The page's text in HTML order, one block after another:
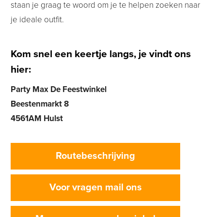
staan je graag te woord om je te helpen zoeken naar
je ideale outfit.
Kom snel een keertje langs, je vindt ons
hier:
Party Max De Feestwinkel
Beestenmarkt 8
4561AM Hulst
Routebeschrijving
Voor vragen mail ons